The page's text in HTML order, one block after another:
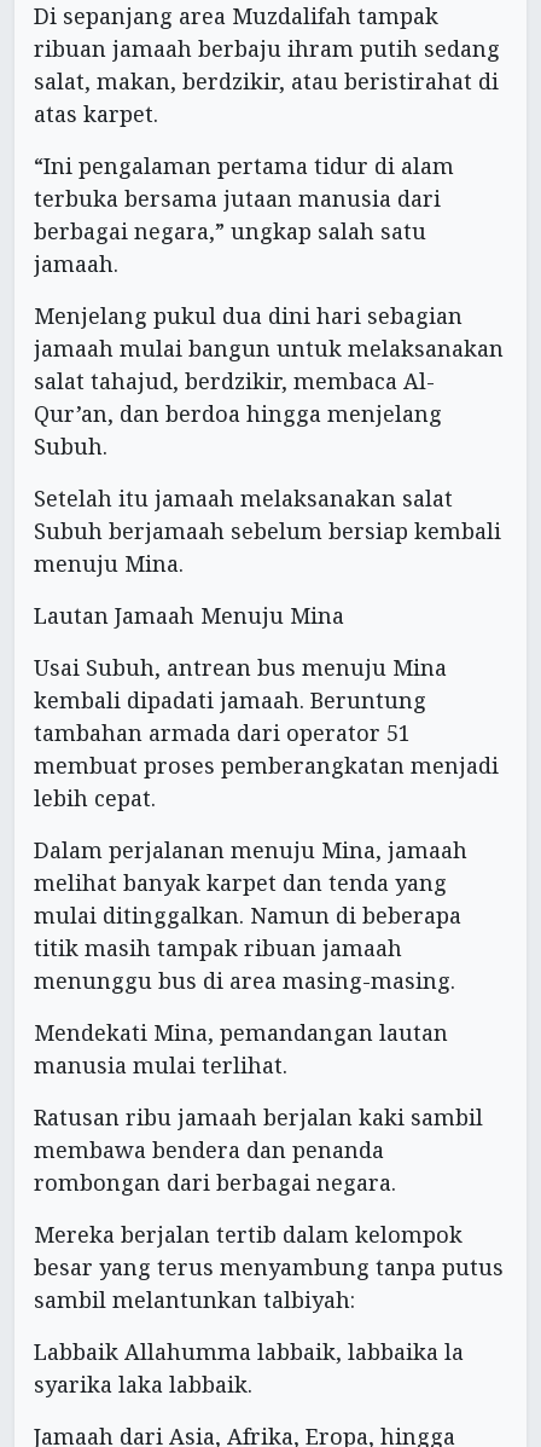
Di sepanjang area Muzdalifah tampak
ribuan jamaah berbaju ihram putih sedang
salat, makan, berdzikir, atau beristirahat di
atas karpet.
“Ini pengalaman pertama tidur di alam
terbuka bersama jutaan manusia dari
berbagai negara,” ungkap salah satu
jamaah.
Menjelang pukul dua dini hari sebagian
jamaah mulai bangun untuk melaksanakan
salat tahajud, berdzikir, membaca Al-
Qur’an, dan berdoa hingga menjelang
Subuh.
Setelah itu jamaah melaksanakan salat
Subuh berjamaah sebelum bersiap kembali
menuju Mina.
Lautan Jamaah Menuju Mina
Usai Subuh, antrean bus menuju Mina
kembali dipadati jamaah. Beruntung
tambahan armada dari operator 51
membuat proses pemberangkatan menjadi
lebih cepat.
Dalam perjalanan menuju Mina, jamaah
melihat banyak karpet dan tenda yang
mulai ditinggalkan. Namun di beberapa
titik masih tampak ribuan jamaah
menunggu bus di area masing-masing.
Mendekati Mina, pemandangan lautan
manusia mulai terlihat.
Ratusan ribu jamaah berjalan kaki sambil
membawa bendera dan penanda
rombongan dari berbagai negara.
Mereka berjalan tertib dalam kelompok
besar yang terus menyambung tanpa putus
sambil melantunkan talbiyah:
Labbaik Allahumma labbaik, labbaika la
syarika laka labbaik.
Jamaah dari Asia, Afrika, Eropa, hingga